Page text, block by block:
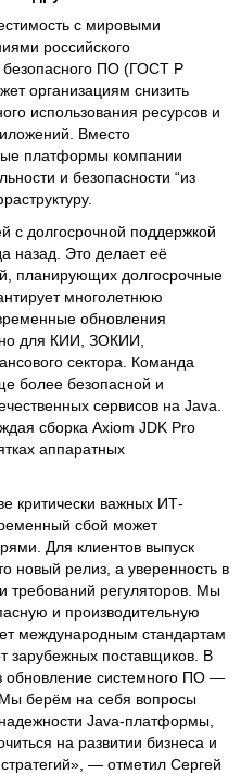
с мировыми
российского
безопасного ПО (ГОСТ Р
организациям снизить
использования ресурсов и
Вместо
платформы компании
и безопасности “из
с долгосрочной поддержкой
назад. Это делает её
планирующих долгосрочные
многолетнюю
обновления
для КИИ, ЗОКИИ,
сектора. Команда
более безопасной и
сервисов на Java.
сборка Axiom JDK Pro
аппаратных
критически важных ИТ-
сбой может
Для клиентов выпуск
новый релиз, а уверенность в
требований регуляторов. Мы
и производительную
международным стандартам
зарубежных поставщиков. В
обновление системного ПО —
берём на себя вопросы
Java-платформы,
на развитии бизнеса и
— отметил Сергей